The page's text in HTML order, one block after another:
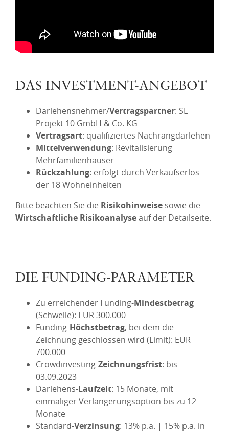
DAS INVESTMENT-ANGEBOT
Darlehensnehmer/Vertragspartner: SL
Projekt 10 GmbH & Co. KG
Vertragsart: qualifiziertes Nachrangdarlehen
Mittelverwendung: Revitalisierung
Mehrfamilienhäuser
Rückzahlung: erfolgt durch Verkaufserlös
der 18 Wohneinheiten
Bitte beachten Sie die Risikohinweise sowie die
Wirtschaftliche Risikoanalyseauf der Detailseite.
DIE FUNDING-PARAMETER
Zu erreichender Funding-Mindestbetrag
(Schwelle): EUR 300.000
Funding-Höchstbetrag, bei dem die
Zeichnung geschlossen wird (Limit): EUR
700.000
Crowdinvesting-Zeichnungsfrist: bis
03.09.2023
Darlehens-Laufzeit: 15 Monate, mit
einmaliger Verlängerungsoption bis zu 12
Monate
Standard-Verzinsung: 13% p.a. | 15% p.a. in